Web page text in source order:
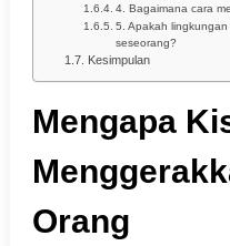
4. Bagaimana cara
5. Apakah
seseorang?
Kesimpulan
Mengapa
Orang